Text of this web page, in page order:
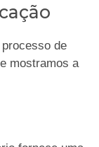
de
mostramos a